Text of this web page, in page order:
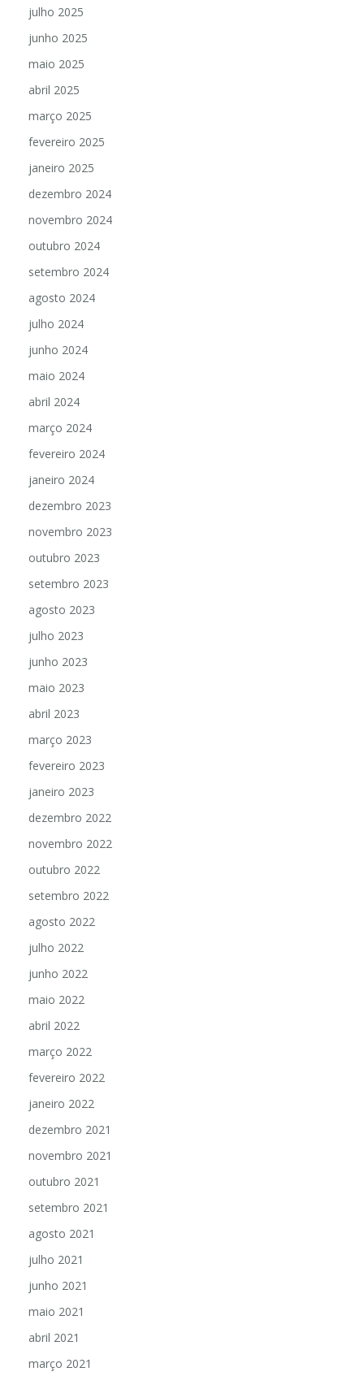
julho 2025
junho 2025
maio 2025
abril 2025
março 2025
fevereiro 2025
janeiro 2025
dezembro 2024
novembro 2024
outubro 2024
setembro 2024
agosto 2024
julho 2024
junho 2024
maio 2024
abril 2024
março 2024
fevereiro 2024
janeiro 2024
dezembro 2023
novembro 2023
outubro 2023
setembro 2023
agosto 2023
julho 2023
junho 2023
maio 2023
abril 2023
março 2023
fevereiro 2023
janeiro 2023
dezembro 2022
novembro 2022
outubro 2022
setembro 2022
agosto 2022
julho 2022
junho 2022
maio 2022
abril 2022
março 2022
fevereiro 2022
janeiro 2022
dezembro 2021
novembro 2021
outubro 2021
setembro 2021
agosto 2021
julho 2021
junho 2021
maio 2021
abril 2021
março 2021